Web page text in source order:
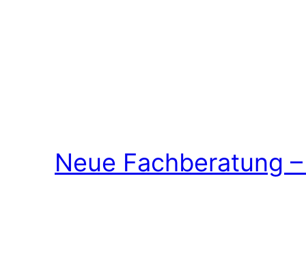
Neue Fachberatung